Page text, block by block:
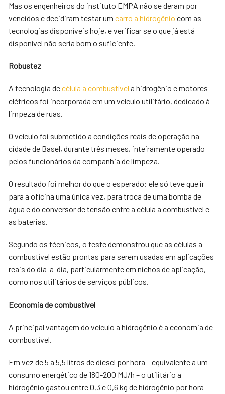
Mas os engenheiros do instituto EMPA não se deram por
vencidos e decidiram testar umcarro a hidrogênio com as
tecnologias disponíveis hoje, e verificar se o que já está
disponível não seria bom o suficiente.
Robustez
A tecnologia decélula a combustível a hidrogênio e motores
elétricos foi incorporada em um veículo utilitário, dedicado à
limpeza de ruas.
O veículo foi submetido a condições reais de operação na
cidade de Basel, durante três meses, inteiramente operado
pelos funcionários da companhia de limpeza.
O resultado foi melhor do que o esperado: ele só teve que ir
para a oficina uma única vez, para troca de uma bomba de
água e do conversor de tensão entre a célula a combustível e
as baterias.
Segundo os técnicos, o teste demonstrou que as células a
combustível estão prontas para serem usadas em aplicações
reais do dia-a-dia, particularmente em nichos de aplicação,
como nos utilitários de serviços públicos.
Economia de combustível
A principal vantagem do veículo a hidrogênio é a economia de
combustível.
Em vez de 5 a 5,5 litros de diesel por hora – equivalente a um
consumo energético de 180-200 MJ/h – o utilitário a
hidrogênio gastou entre 0,3 e 0,6 kg de hidrogênio por hora –